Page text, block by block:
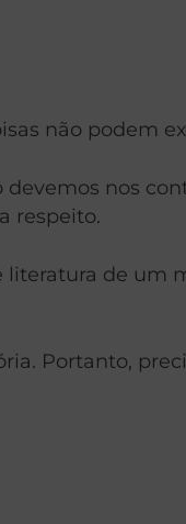
não podem
nos
respeito.
de um
Portanto,